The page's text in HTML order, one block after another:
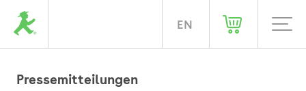
EN
Pressemitteilungen